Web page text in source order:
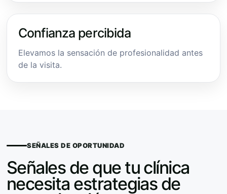
Confianza percibida
Elevamos la sensación de profesionalidad antes
de la visita.
SEÑALES DE OPORTUNIDAD
Señales de que tu clínica
necesita estrategias de